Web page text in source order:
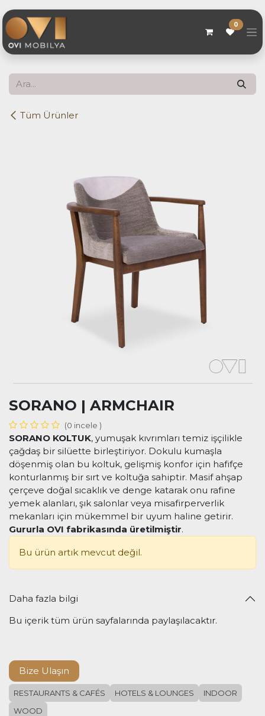
0
Tüm Ürünler
SORANO | ARMCHAIR
(0 incele )
SORANO KOLTUK, yumuşak kıvrımları temiz işçilikle
çağdaş bir silüette birleştiriyor. Dokulu kumaşla
döşenmiş olan bu koltuk, gelişmiş konfor için hafifçe
konturlanmış bir sırt ve koltuğa sahiptir. Masif ahşap
çerçeve doğal sıcaklık ve denge katarak onu rafine
yemek alanları, şık salonlar veya misafirperverlik
mekanları için mükemmel bir uyum haline getirir.
Gururla OVI fabrikasında üretilmiştir.
Bu ürün artık mevcut değil.
Daha fazla bilgi
Bu içerik tüm ürün sayfalarında paylaşılacaktır.
Bize Ulaşın
RESTAURANTS & CAFÉS HOTELS & LOUNGES
INDOOR
WOOD